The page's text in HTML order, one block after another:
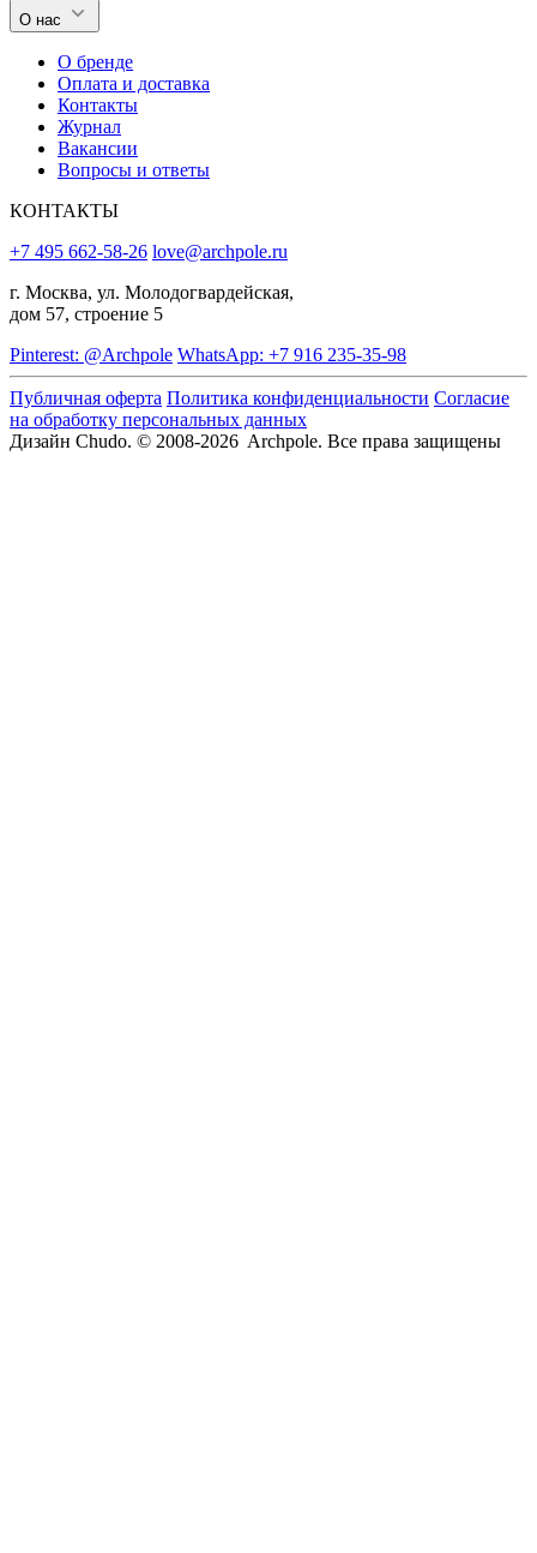
О нас
О бренде
Оплата и доставка
Контакты
Журнал
Вакансии
Вопросы и ответы
КОНТАКТЫ
+7 495 662-58-26 love@archpole.ru
г. Москва, ул. Молодогвардейская,
дом 57, строение 5
Pinterest: @Archpole WhatsApp: +7 916 235-35-98
Публичная оферта Политика конфиденциальности Согласие
на обработку персональных данных
Дизайн Chudo. © 2008-2026 Archpole. Все права защищены